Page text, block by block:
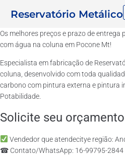
Reservatório Metálico
Os melhores preços e prazo de entrega
com água na coluna em Pocone Mt!
Especialista em fabricação de
coluna, desenvolvido com toda
carbono com pintura externa e pintura
Potabilidade.
Solicite seu
Vendedor que atendecitye região:
☎ Contato/WhatsApp: 16-99795-2844